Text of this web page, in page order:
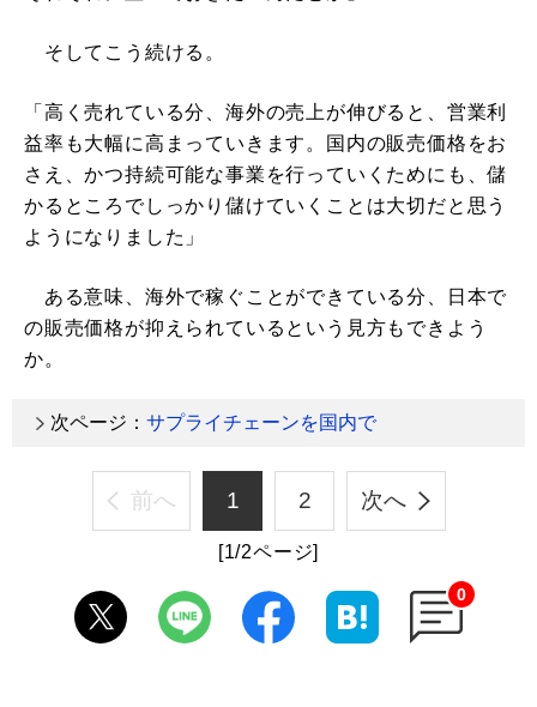
そしてこう続ける。
「高く売れている分、海外の売上が伸びると、営業利
益率も大幅に高まっていきます。国内の販売価格をお
さえ、かつ持続可能な事業を行っていくためにも、儲
かるところでしっかり儲けていくことは大切だと思う
ようになりました」
ある意味、海外で稼ぐことができている分、日本で
の販売価格が抑えられているという見方もできよう
か。
次ページ： サプライチェーンを国内で
前へ 1 2 次へ
[1/2ページ]
0